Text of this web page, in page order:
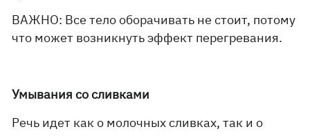
ВАЖНО: Все тело оборачивать не стоит, потому
что может возникнуть эффект перегревания.
Умывания со сливками
Речь идет как о молочных сливках, так и о